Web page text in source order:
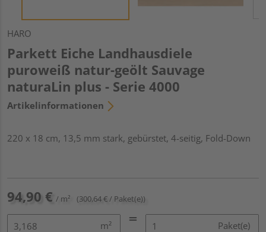
HARO
Parkett Eiche Landhausdiele
puroweiß natur-geölt Sauvage
naturaLin plus - Serie 4000
Artikelinformationen
220 x 18 cm, 13,5 mm stark, gebürstet, 4-seitig, Fold-Down
94,90 € / m² (300,64 € / Paket(e))
m² Paket(e)